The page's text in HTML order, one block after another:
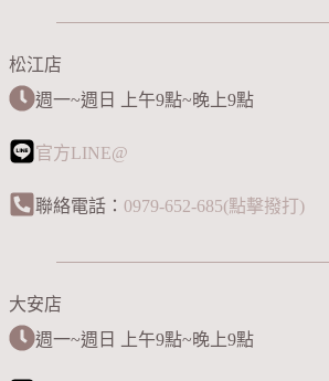
松江店
週一~週日 上午9點~晚上9點
官方LINE@
聯絡電話： 0979-652-685(點擊撥打)
大安店
週一~週日 上午9點~晚上9點